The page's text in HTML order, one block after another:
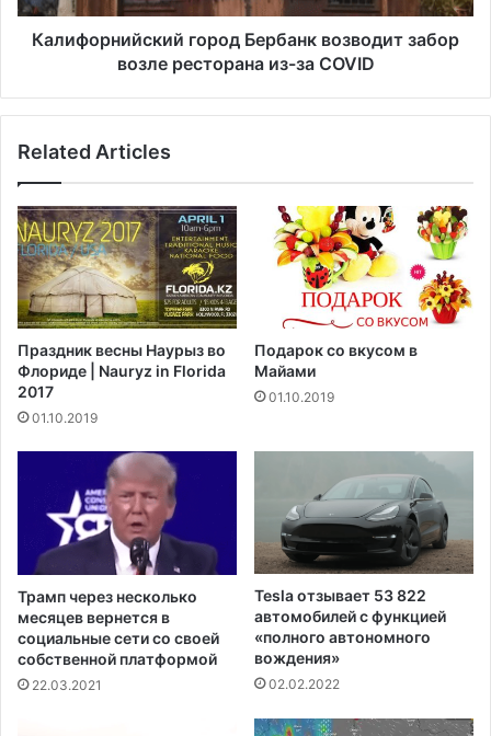
,
у
о
Ш
А
и
з
А
ф
г
а
н
и
с
ж
е
т
п
и
г
о
д
Б
е
р
а
н
в
о
т
з
а
б
о
Калифорнийский город Бербанк возводит забор
возле ресторана из-за COVID
Related Articles
Праздник весны Наурыз во
Флориде | Nauryz in Florida
2017
01.10.2019
Подарок со вкусом в
Майами
01.10.2019
Трамп через несколько
месяцев вернется в
социальные сети со своей
собственной платформой
22.03.2021
Tesla отзывает 53 822
автомобилей с функцией
«полного автономного
вождения»
02.02.2022